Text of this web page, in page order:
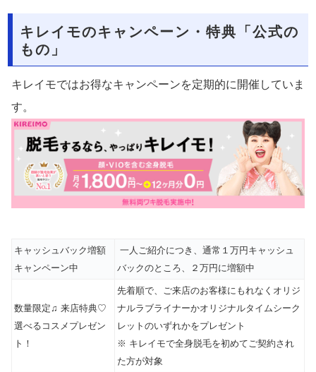
キレイモのキャンペーン・特典「公式の
もの」
キレイモではお得なキャンペーンを定期的に開催していま
す。
キャッシュバック増額
キャンペーン中
一人ご紹介につき、通常１万円キャッシュ
バックのところ、２万円に増額中
数量限定♫ 来店特典♡
選べるコスメプレゼン
ト！
先着順で、ご来店のお客様にもれなくオリジ
ナルラブライナーかオリジナルタイムシーク
レットのいずれかをプレゼント
※ キレイモで全身脱毛を初めてご契約され
た方が対象